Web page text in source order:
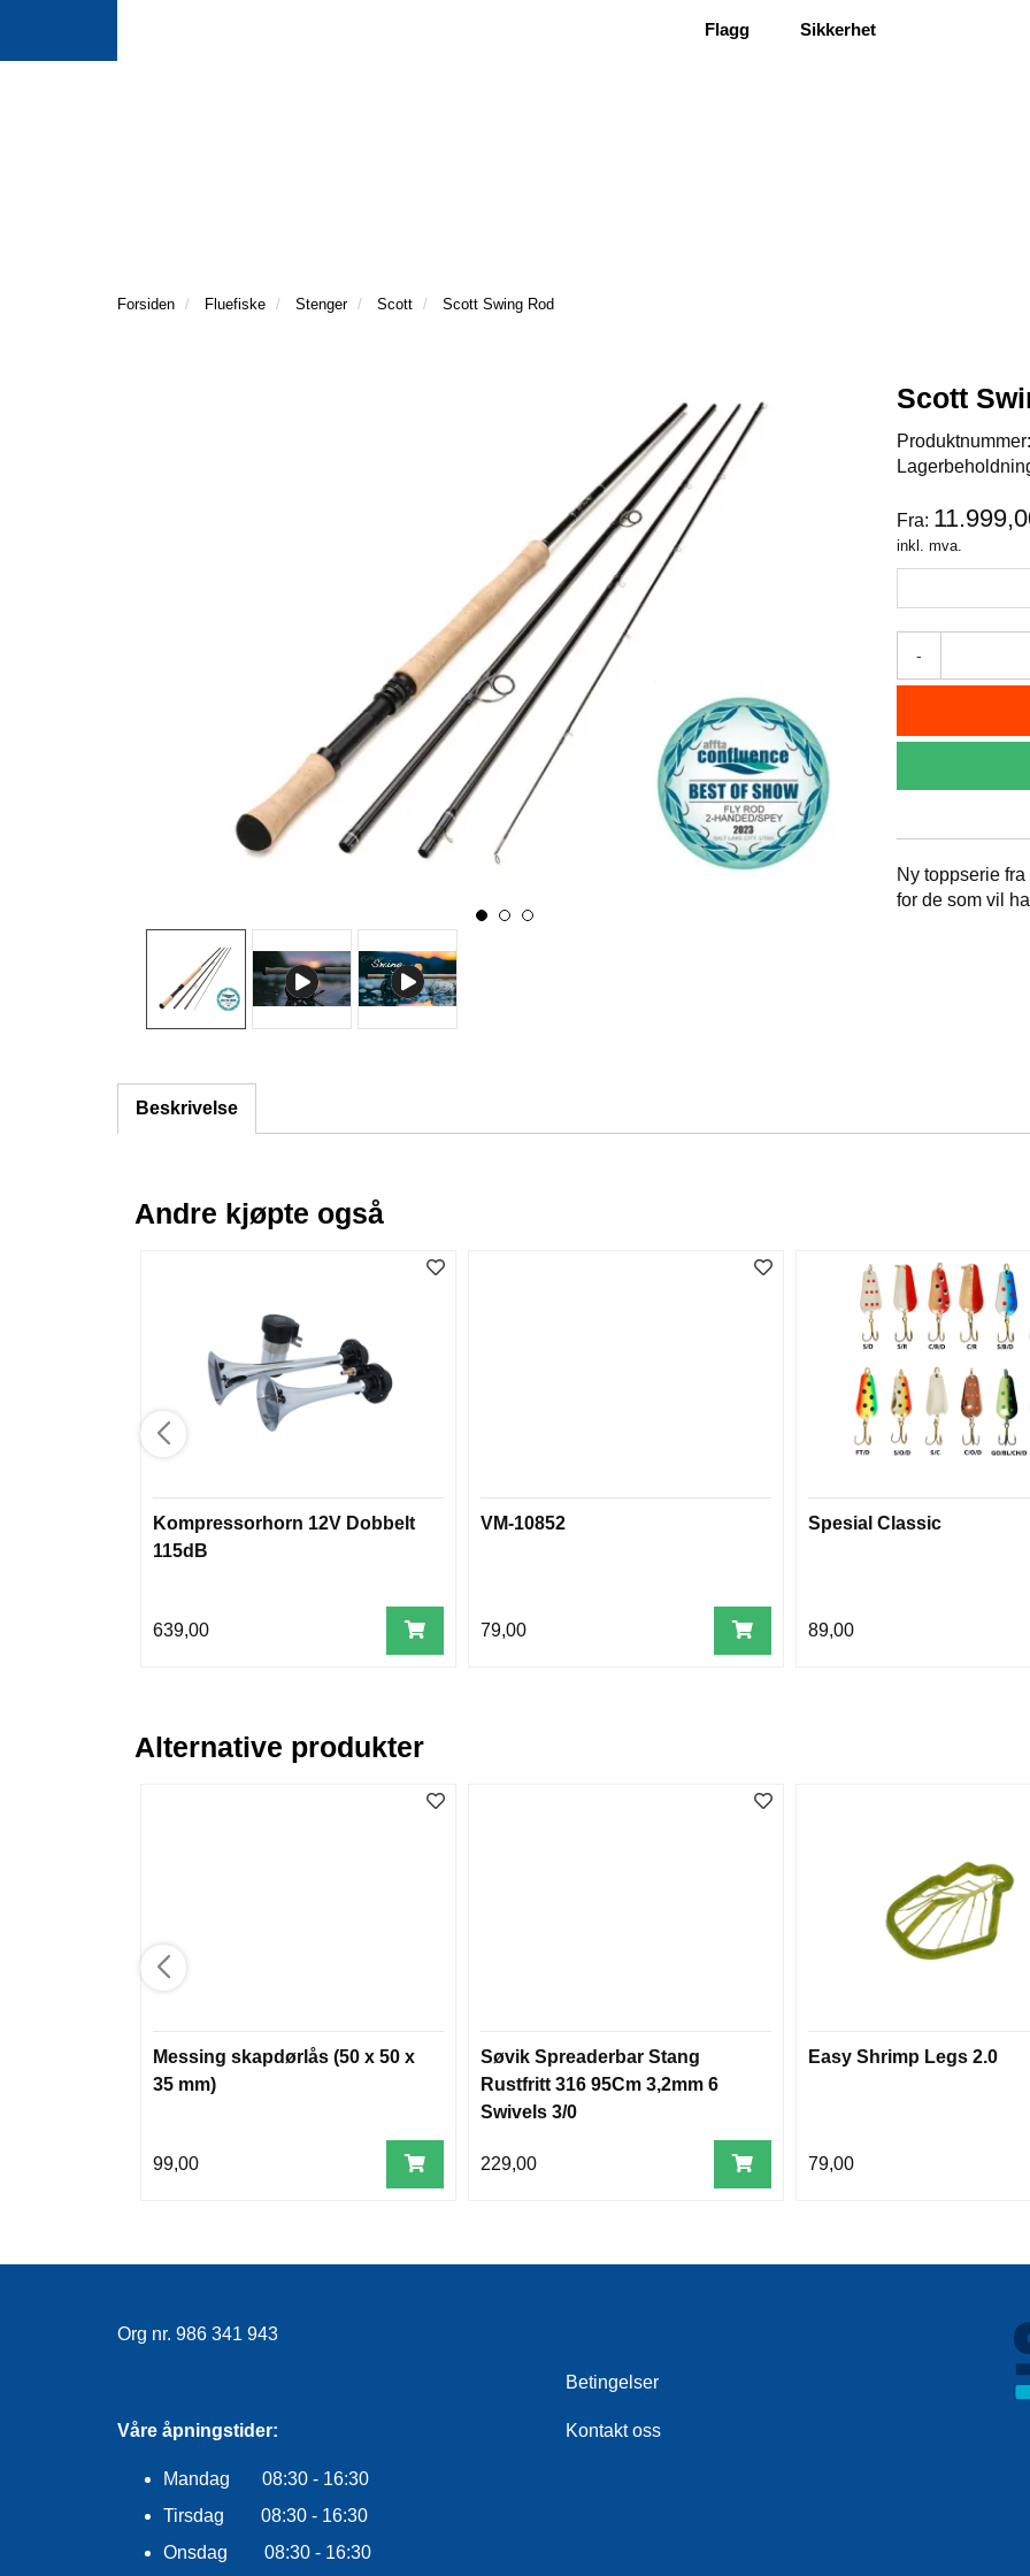
Flagg Sikkerhet
Forsiden Fluefiske Stenger Scott Scott Swing Rod
Scott
Produktnummer:
Fra:
inkl. mva.
-
Ny toppserie
for de som vil
Beskrivelse
Andre kjøpte også
Kompressorhorn 12V Dobbelt
115dB
639,00
VM-10852
79,00
Spesial Classic
89,00
Alternative produkter
Messing skapdørlås (50 x 50 x
35 mm)
99,00
Søvik Spreaderbar Stang
Rustfritt 316 95Cm 3,2mm 6
Swivels 3/0
229,00
Easy Shrimp Legs 2.0
79,00
Org nr. 986 341 943
Våre åpningstider:
Mandag 08:30 - 16:30
Tirsdag 08:30 - 16:30
Onsdag 08:30 - 16:30
Betingelser
Kontakt oss